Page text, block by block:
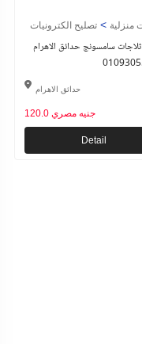
منزلية > تصليح الكترونيات
سامسونج حدائق الاهرام
حدائق الاهرام
120.0 جنيه مصري
Detail